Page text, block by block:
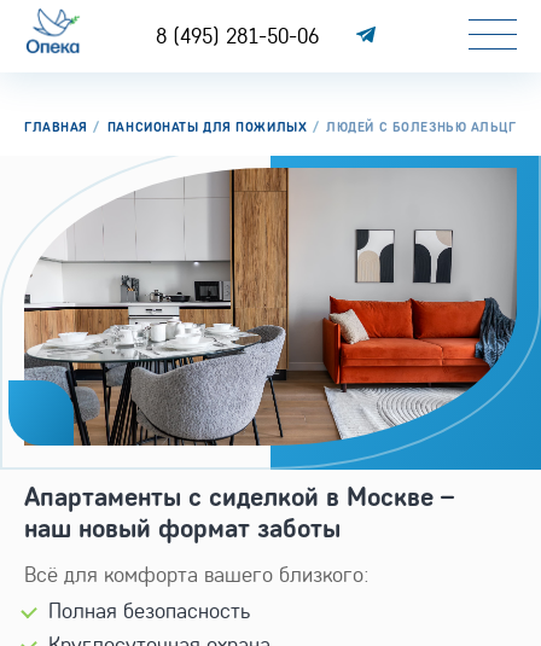
8 (495) 281-50-06
ГЛАВНАЯ ПАНСИОНАТЫ ДЛЯ ПОЖИЛЫХ ЛЮДЕЙ С БОЛЕЗНЬЮ
Апартаменты с сиделкой в Москве –
наш новый формат заботы
Всё для комфорта вашего близкого:
Полная безопасность